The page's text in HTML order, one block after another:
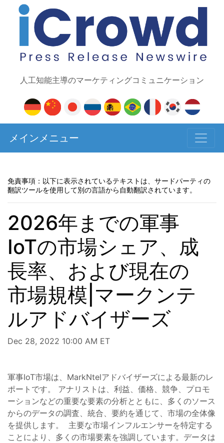
人工知能主導のマーケティングコミュニケーション
メインメニュー
免責事項：以下に表示されているテキストは、サードパーティの
翻訳ツールを使用して別の言語から自動翻訳されています。
2026年までの軍事
IoTの市場シェア、成
長率、および現在の
市場規模|マークンテ
ルアドバイザーズ
Dec 28, 2022 10:00 AM ET
軍事IoT市場は、MarkNtelアドバイザーズによる最新のレ
ポートです。 アナリストは、利益、価格、競争、プロモ
ーションなどの重要な要素の分析とともに、多くのソース
からのデータの調査、統合、要約を通じて、市場の全体像
を提供します。 主要な市場インフルエンサーを特定する
ことにより、多くの市場要素を強調しています。データは